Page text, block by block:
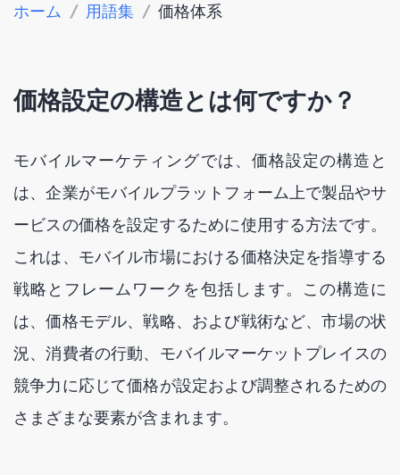
ホーム / 用語集 / 価格体系
価格設定の構造とは何ですか？
モバイルマーケティングでは、価格設定の構造と
は、企業がモバイルプラットフォーム上で製品やサ
ービスの価格を設定するために使用する方法です。
これは、モバイル市場における価格決定を指導する
戦略とフレームワークを包括します。この構造に
は、価格モデル、戦略、および戦術など、市場の状
況、消費者の行動、モバイルマーケットプレイスの
競争力に応じて価格が設定および調整されるための
さまざまな要素が含まれます。